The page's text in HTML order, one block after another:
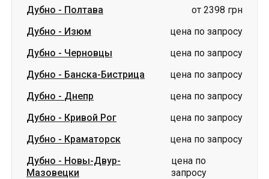
Дубно - Полтава
от 2398 грн
Дубно - Изюм
цена по запросу
Дубно - Черновцы
цена по запросу
Дубно - Банска-Бистрица
цена по запросу
Дубно - Днепр
цена по запросу
Дубно - Кривой Рог
цена по запросу
Дубно - Краматорск
цена по запросу
Дубно - Новы-Двур-
Мазовецки
цена по
запросу